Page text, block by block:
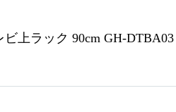
上ラック 90cm GH-DTBA03